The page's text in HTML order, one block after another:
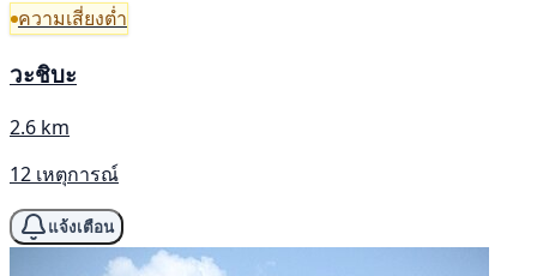
ความเสี่ยงต่ำ
วะชิบะ
2.6 km
12 เหตุการณ์
แจ้งเตือน